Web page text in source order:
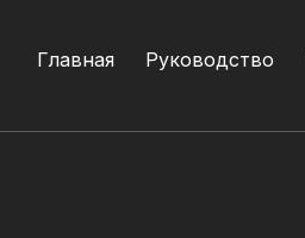
Главная Руководство